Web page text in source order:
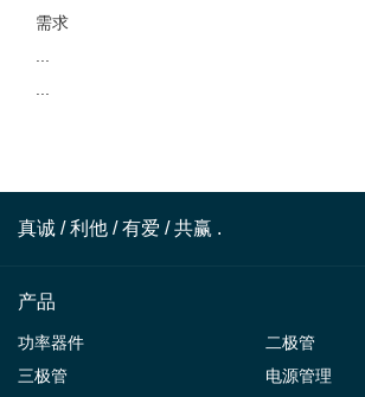
需求
真诚 / 利他 / 有爱 / 共赢 .
产品
功率器件
二极管
三极管
电源管理